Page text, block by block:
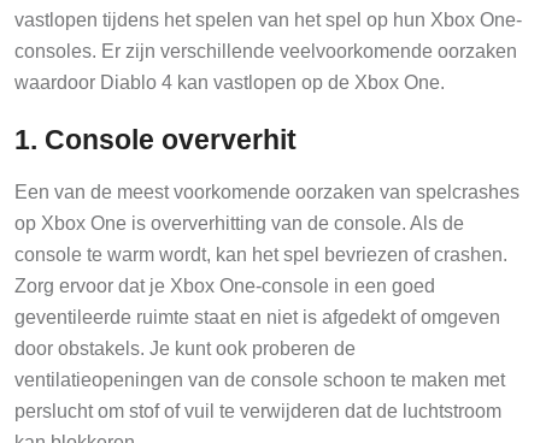
vastlopen tijdens het spelen van het spel op hun Xbox One-
consoles. Er zijn verschillende veelvoorkomende oorzaken
waardoor Diablo 4 kan vastlopen op de Xbox One.
1. Console oververhit
Een van de meest voorkomende oorzaken van spelcrashes
op Xbox One is oververhitting van de console. Als de
console te warm wordt, kan het spel bevriezen of crashen.
Zorg ervoor dat je Xbox One-console in een goed
geventileerde ruimte staat en niet is afgedekt of omgeven
door obstakels. Je kunt ook proberen de
ventilatieopeningen van de console schoon te maken met
perslucht om stof of vuil te verwijderen dat de luchtstroom